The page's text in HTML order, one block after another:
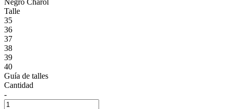
Talle
35
36
37
38
39
40
Guía de talles
Cantidad
-